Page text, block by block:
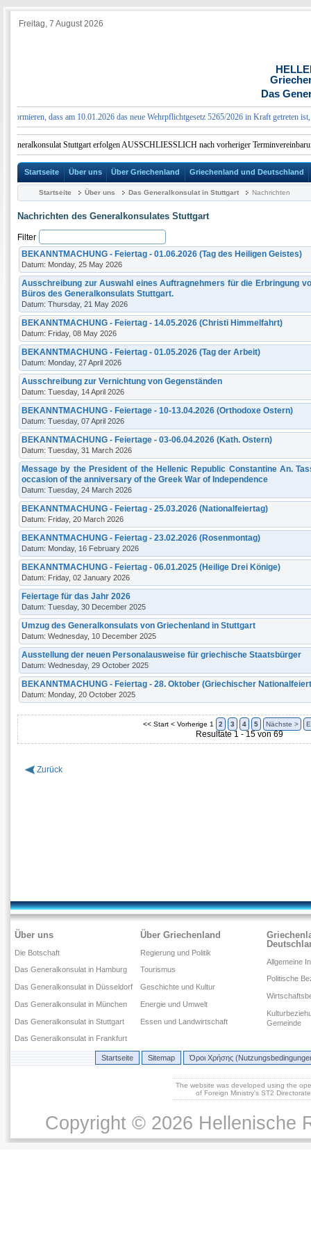
Freitag, 7 August 2026
Das
dass am 10.01.2026 das neue Wehrpflichtgesetz 5265/2026 in Kraft getreten ist,
Stuttgart erfolgen AUSSCHLIESSLICH nach vorheriger Terminvereinbarung.
Startseite Über uns Über Griechenland Griechenland und Deutschland
Startseite Über uns Das Generalkonsulat in Stuttgart Nachrichten
Nachrichten des Generalkonsulates Stuttgart
Filter
BEKANNTMACHUNG - Feiertag - 01.06.2026 (Tag des Heiligen Geistes)
Datum: Monday, 25 May 2026
Ausschreibung zur Auswahl eines Auftragnehmers für die Erbringung
Büros des Generalkonsulats Stuttgart.
Datum: Thursday, 21 May 2026
BEKANNTMACHUNG - Feiertag - 14.05.2026 (Christi Himmelfahrt)
Datum: Friday, 08 May 2026
BEKANNTMACHUNG - Feiertag - 01.05.2026 (Tag der Arbeit)
Datum: Monday, 27 April 2026
Ausschreibung zur Vernichtung von Gegenständen
Datum: Tuesday, 14 April 2026
BEKANNTMACHUNG - Feiertage - 10-13.04.2026 (Orthodoxe Ostern)
Datum: Tuesday, 07 April 2026
BEKANNTMACHUNG - Feiertage - 03-06.04.2026 (Kath. Ostern)
Datum: Tuesday, 31 March 2026
Message by the President of the Hellenic Republic Constantine An.
occasion of the anniversary of the Greek War of Independence
Datum: Tuesday, 24 March 2026
BEKANNTMACHUNG - Feiertag - 25.03.2026 (Nationalfeiertag)
Datum: Friday, 20 March 2026
BEKANNTMACHUNG - Feiertag - 23.02.2026 (Rosenmontag)
Datum: Monday, 16 February 2026
BEKANNTMACHUNG - Feiertag - 06.01.2025 (Heilige Drei Könige)
Datum: Friday, 02 January 2026
Feiertage für das Jahr 2026
Datum: Tuesday, 30 December 2025
Umzug des Generalkonsulats von Griechenland in Stuttgart
Datum: Wednesday, 10 December 2025
Ausstellung der neuen Personalausweise für griechische Staatsbürger
Datum: Wednesday, 29 October 2025
ΒEKANNTMACHUNG - Feiertag - 28. Oktober (Griechischer
Datum: Monday, 20 October 2025
<< Start < Vorherige 1 2 3 4 5 Nächste >
Resultate 1 - 15 von 69
Zurück
Über uns
Die Botschaft
Das Generalkonsulat in Hamburg
Das Generalkonsulat in Düsseldorf
Das Generalkonsulat in München
Das Generalkonsulat in Stuttgart
Das Generalkonsulat in Frankfurt
Über Griechenland
Regierung und Politik
Tourismus
Geschichte und Kultur
Energie und Umwelt
Essen und Landwirtschaft
Allgemeine
Politische
Gemeinde
Startseite Sitemap Όροι Χρήσης
The website was developed using the
of Foreign Ministry's ST2
Copyright © 2026 Hellenische